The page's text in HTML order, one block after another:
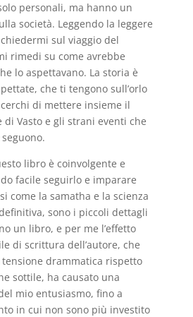
personali, ma hanno un
società. Leggendo la leggere
sul viaggio del
rimedi su come avrebbe
lo aspettavano. La storia è
che ti tengono sull’orlo
di mettere insieme il
Vasto e gli strani eventi che
libro è coinvolgente e
facile seguirlo e imparare
come la samatha e la scienza
sono i piccoli dettagli
un libro, e per me l’effetto
di scrittura dell’autore, che
drammatica rispetto
sottile, ha causato una
mio entusiasmo, fino a
in cui non sono più investito